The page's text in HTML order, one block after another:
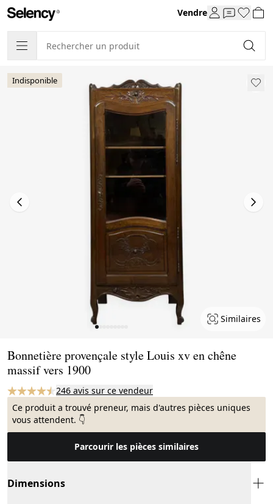
Vendre
Indisponible
Similaires
Bonnetière provençale style Louis xv en chêne
massif vers 1900
246 avis sur ce vendeur
Ce produit a trouvé preneur, mais d'autres pièces uniques
vous attendent. 👇
Parcourir les pièces similaires
Dimensions